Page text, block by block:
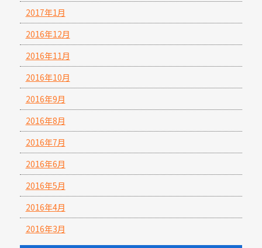
2017年1月
2016年12月
2016年11月
2016年10月
2016年9月
2016年8月
2016年7月
2016年6月
2016年5月
2016年4月
2016年3月